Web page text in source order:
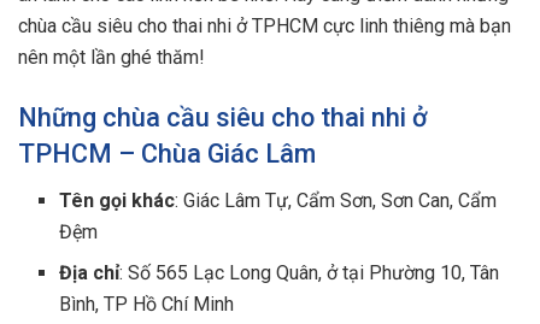
chùa cầu siêu cho thai nhi ở TPHCM cực linh thiêng mà bạn
nên một lần ghé thăm!
Những chùa cầu siêu cho thai nhi ở
TPHCM – Chùa Giác Lâm
Tên gọi khác: Giác Lâm Tự, Cẩm Sơn, Sơn Can, Cẩm
Đệm
Địa chỉ: Số 565 Lạc Long Quân, ở tại Phường 10, Tân
Bình, TP Hồ Chí Minh